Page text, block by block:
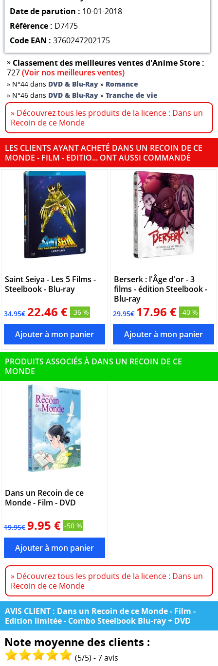
Date de parution : 10-01-2018
Référence : D7475
Code EAN : 3760247202175
» Classement des meilleures ventes d'Anime Store :
727(Voir nos meilleures ventes)
» N°44 dans DVD & Blu-Ray » Romance
» N°46 dans DVD & Blu-Ray »Tranche de vie
» Découvrez tous les produits de la licence : Dans un
Recoin de ce Monde
LES CLIENTS AYANT ACHETÉ DANS UN RECOIN DE CE
MONDE - FILM - EDITIO... ONT AUSSI COMMANDÉ
Saint Seiya - Les 5 Films -
Steelbook - Blu-ray
34.95€ 22.46 € -36 %
Berserk : l'Âge d'or - 3
films - édition Steelbook -
Blu-ray
29.95€ 17.96 € -40 %
PRODUITS ASSOCIÉS À DANS UN RECOIN DE CE
MONDE
Dans un Recoin de ce
Monde - Film - DVD
19.95€ 9.95 € -50 %
» Découvrez tous les produits de la licence : Dans un
Recoin de ce Monde
AVIS CLIENT : Dans un Recoin de ce Monde - Film -
Edition limitée - Combo Steelbook Blu-ray + DVD
Note moyenne des clients :
(5/5) -7avis